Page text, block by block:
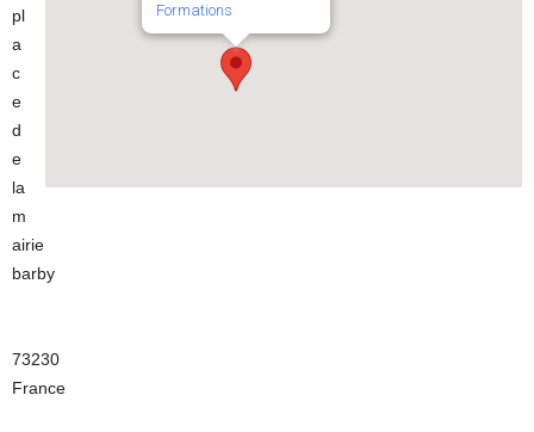
Formations
pl
a
c
e
d
e
la
m
airie
barby
73230
France